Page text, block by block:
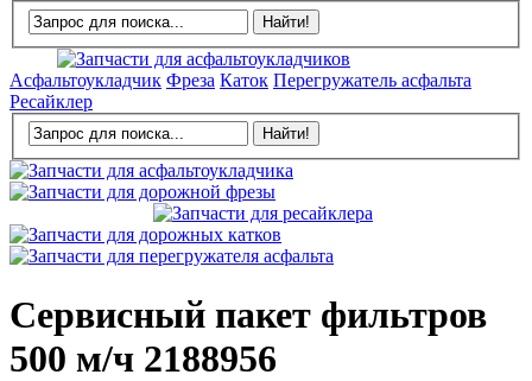
Асфальтоукладчик Фреза Каток Перегружатель асфальта
Ресайклер
Сервисный пакет фильтров
500 м/ч 2188956